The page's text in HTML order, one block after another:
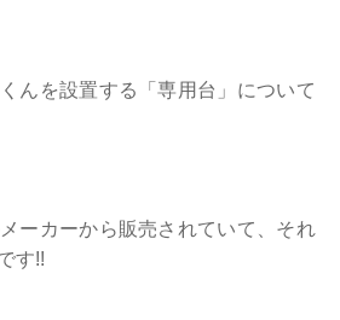
んを設置する「専用台」について
ーカーから販売されていて、それ
す!!